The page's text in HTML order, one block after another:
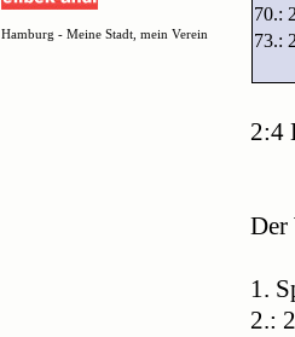
Hamburg - Meine Stadt, mein Verein
70.:
73.:
2:4
Der
1.
2.: